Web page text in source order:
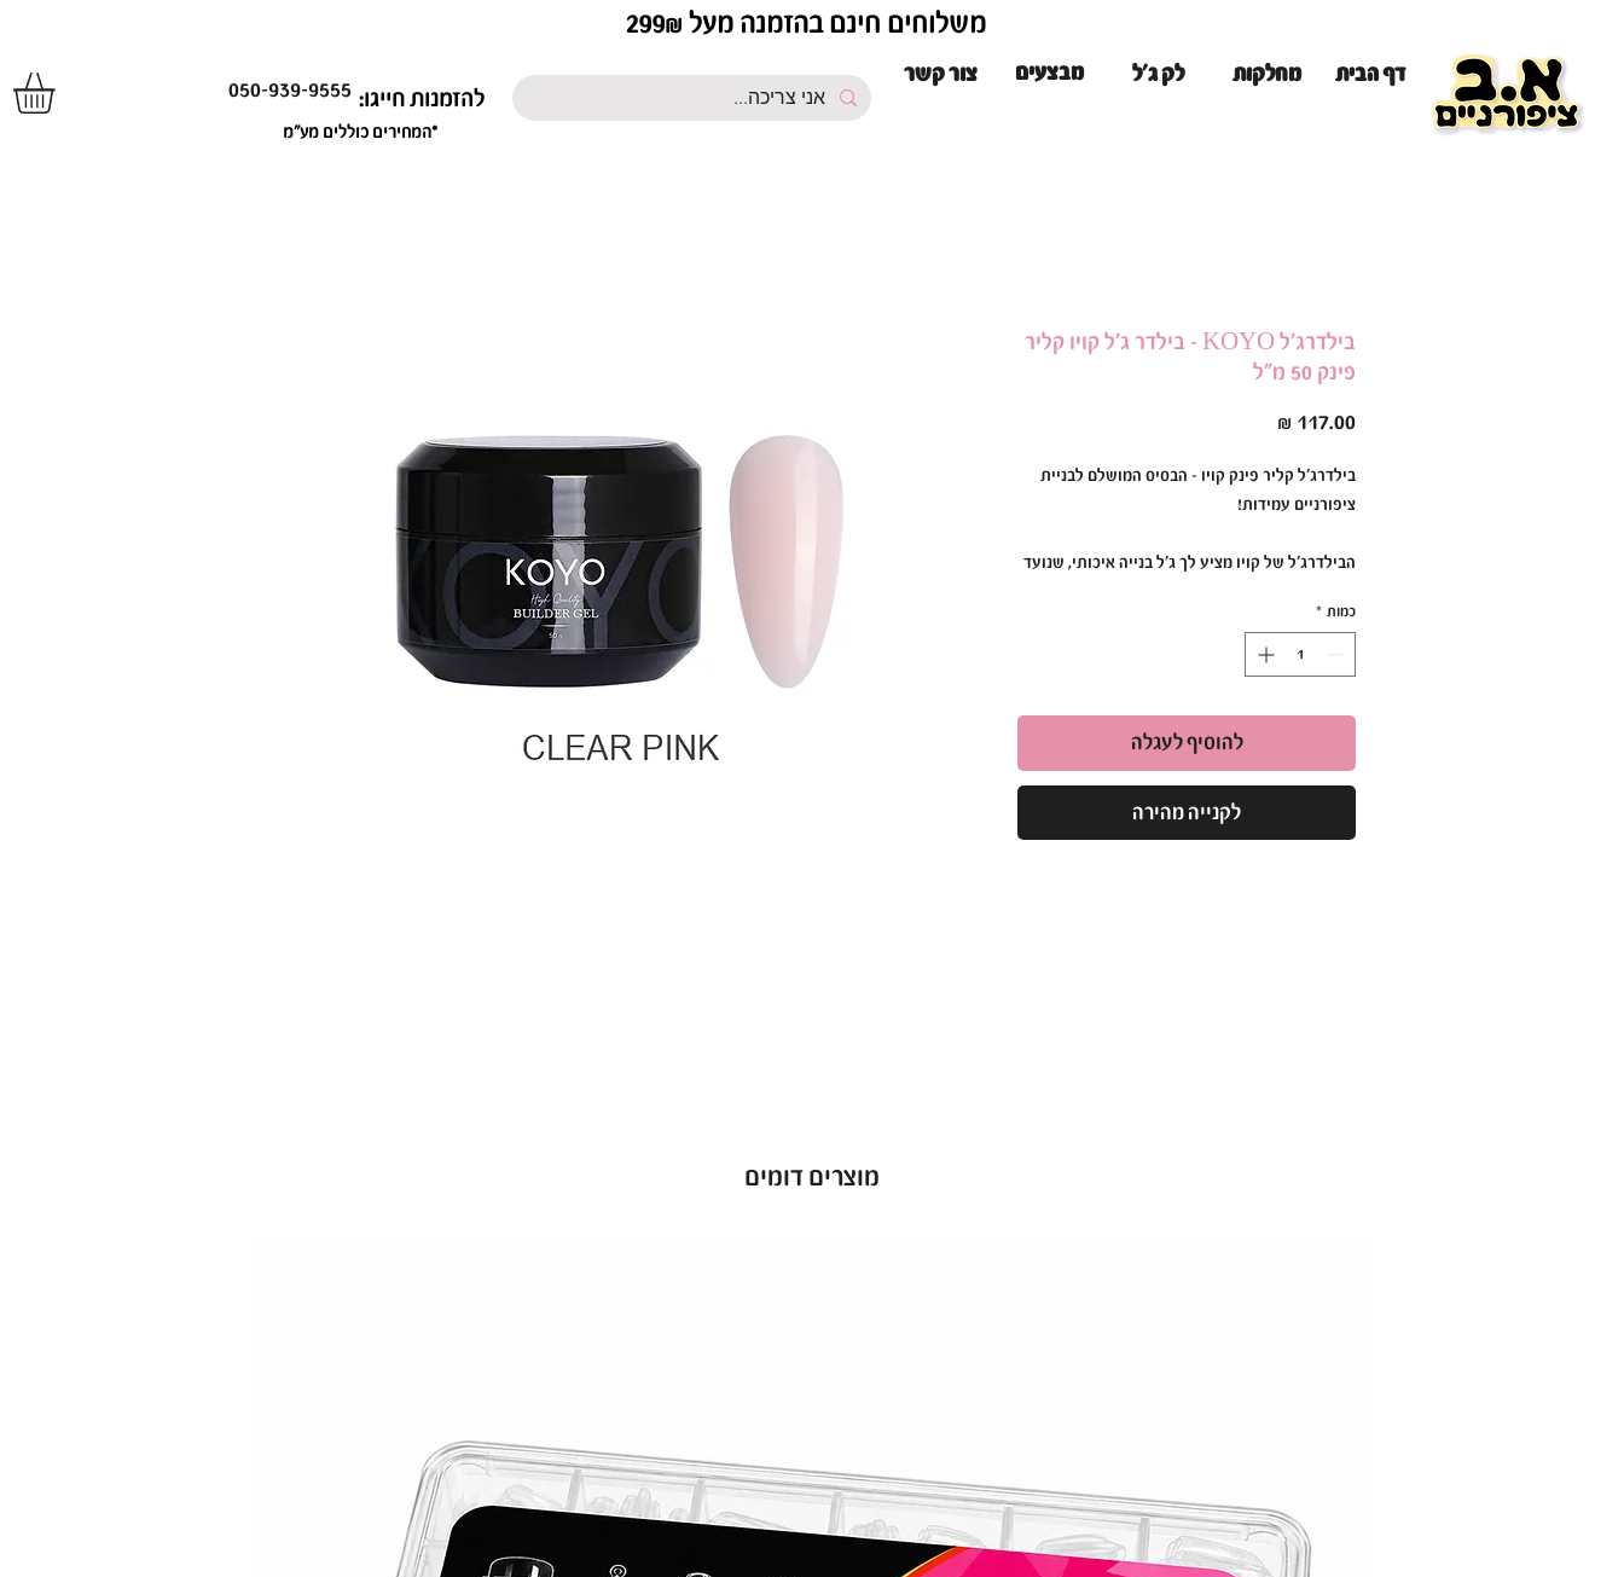
להזמנות חייגו: 050-939-9555
*המחירים כוללים מע"מ
צור קשר מבצעים לק ג'ל מחלקות דף הבית
משלוחים חינם בהזמנה מעל 299₪
בילדרג'ל KOYO - בילדר ג'ל קויו קליר
פינק 50 מ"ל
בילדרג'ל קליר פינק קויו – הבסיס המושלם לבניית
ציפורניים עמידות!
הבילדרג'ל של קויו מציע לך ג'ל בנייה איכותי, שנועד
המתקדמת שלו מתייבשת במהירות ומספקת בסיס
יציב לבנייה ועיצוב מקצועי, תוך שמירה על גמישות
✨
מרקם קל ונוח לעבודה
כמות *
להוסיף לעגלה
לקנייה מהירה
מוצרים דומים